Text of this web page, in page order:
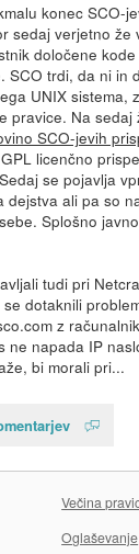
konec SCO-
sedaj verjetno že
določene
SCO trdi, da ni in
UNIX sistema,
pravice. Na
SCO-jevih
licenčno
se pojavlja
ali pa so
Splošno
tudi pri
dotaknili
z
ne napada IP
bi morali pri...
Večina
Oglaševanje